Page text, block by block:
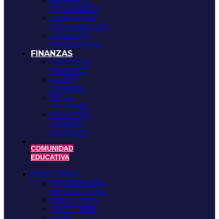
ESTUDIANTIL
BENEFICIOS
ESTUDIANTILES
ATENCIÓN
PSICOLÓGICA
FINANZAS
CONTACTO
FINANZAS
PAGO
ARANCEL
BECAS
INTERNAS
SOLICITUD
ARANCEL
AJUSTADO
COMUNIDAD
EDUCATIVA
NOSOTROS
INFORMACIÓN
INSTITUCIONAL
DIRECTORIO
DIRECTIVOS